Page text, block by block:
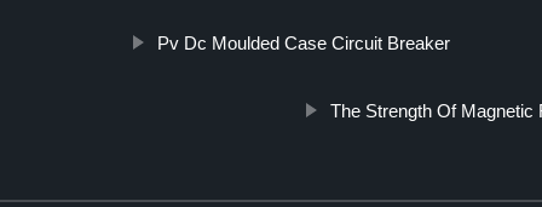
Pv Dc Moulded Case Circuit Breaker
The Strength Of Magnetic